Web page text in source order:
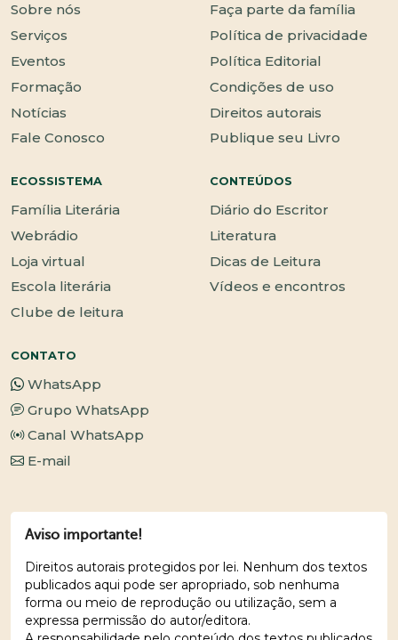
Sobre nós
Serviços
Eventos
Formação
Notícias
Fale Conosco
Faça parte da família
Política de privacidade
Política Editorial
Condições de uso
Direitos autorais
Publique seu Livro
ECOSSISTEMA
Família Literária
Webrádio
Loja virtual
Escola literária
Clube de leitura
CONTEÚDOS
Diário do Escritor
Literatura
Dicas de Leitura
Vídeos e encontros
CONTATO
WhatsApp
Grupo WhatsApp
Canal WhatsApp
E-mail
Aviso importante!
Direitos autorais protegidos por lei. Nenhum dos textos
publicados aqui pode ser apropriado, sob nenhuma
forma ou meio de reprodução ou utilização, sem a
expressa permissão do autor/editora.